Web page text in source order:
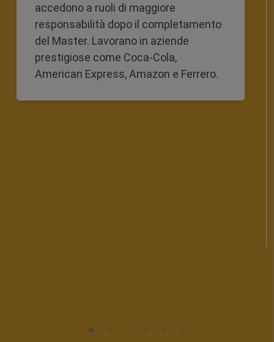
accedono a ruoli di maggiore
responsabilità dopo il completamento
del Master. Lavorano in aziende
prestigiose come Coca-Cola,
American Express, Amazon e Ferrero.